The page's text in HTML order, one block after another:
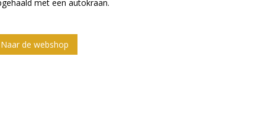
met een autokraan.
Naar de webshop